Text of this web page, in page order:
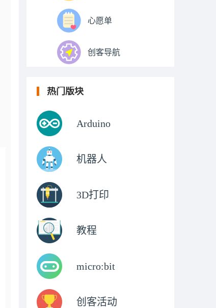
心愿单
创客导航
热门版块
Arduino
机器人
3D打印
教程
micro:bit
创客活动